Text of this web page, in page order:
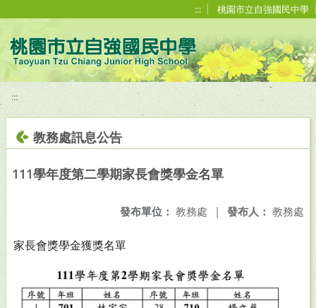
::: 桃園市立自強國民中學
:::
教務處訊息公告
111學年度第二學期家長會獎學金名單
發布人： 教務處
發布單位： 教務處 |
家長會獎學金獲獎名單